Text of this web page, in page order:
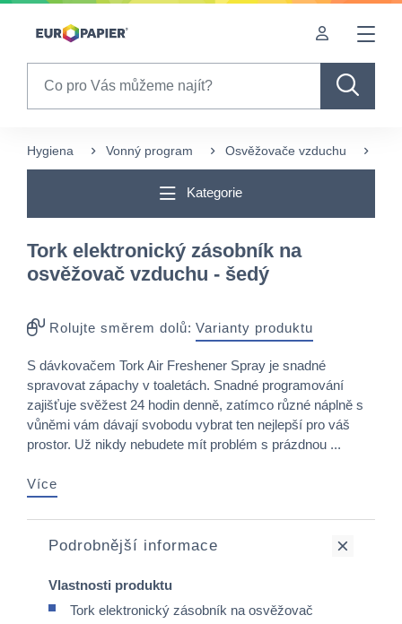
Table Of Content
Často nakupované s tímto produktem
Hygiena Vonný program Osvěžovače vzduchu
Kategorie
Tork elektronický zásobník na
osvěžovač vzduchu - šedý
Rolujte směrem dolů: Varianty produktu
S dávkovačem Tork Air Freshener Spray je snadné
spravovat zápachy v toaletách. Snadné programování
zajišťuje svěžest 24 hodin denně, zatímco různé náplně s
vůněmi vám dávají svobodu vybrat ten nejlepší pro váš
prostor. Už nikdy nebudete mít problém s prázdnou ...
Více
Podrobnější informace
Vlastnosti produktu
Tork elektronický zásobník na osvěžovač